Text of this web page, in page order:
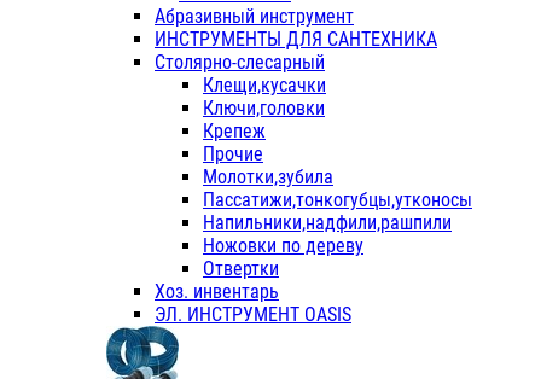
Абразивный инструмент
ИНСТРУМЕНТЫ ДЛЯ САНТЕХНИКА
Столярно-слесарный
Клещи,кусачки
Ключи,головки
Крепеж
Прочие
Молотки,зубила
Пассатижи,тонкогубцы,утконосы
Напильники,надфили,рашпили
Ножовки по дереву
Отвертки
Хоз. инвентарь
ЭЛ. ИНСТРУМЕНТ OASIS